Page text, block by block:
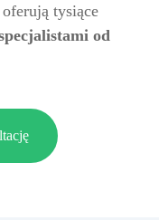
tysiące
od